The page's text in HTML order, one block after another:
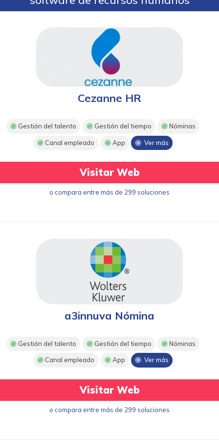
Cezanne HR
Gestión del talento Gestión del tiempo Nóminas
Canal empleado App Ver más
Visitar Web
o compara entre más de 299 soluciones
a3innuva Nómina
Gestión del talento Gestión del tiempo Nóminas
Canal empleado App Ver más
Visitar Web
o compara entre más de 299 soluciones